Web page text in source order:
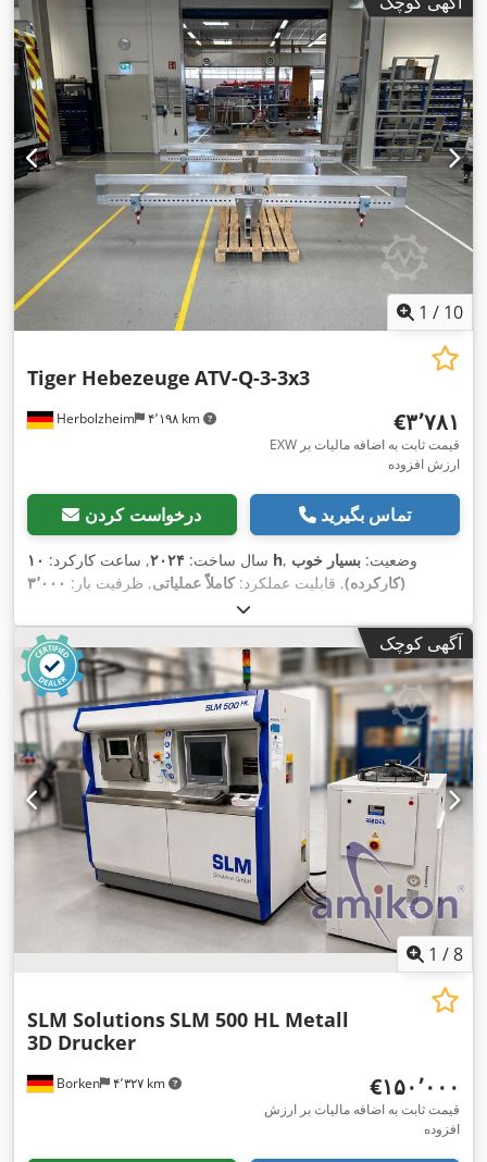
1 / 10
Herbolzheim ۴٬۱۹۸ km
Tiger Hebezeuge ATV-Q-3-3x3
‎€۳٬۷۸۱
EXW قیمت ثابت به اضافه مالیات بر
ارزش افزوده
درخواست کردن تماس بگیرید
سال ساخت: ۲۰۲۴, ساعت کارکرد: ۱۰ h , وضعیت: بسیار خوب
(کارکرده), قابلیت عملکرد:کاملاً عملیاتی, ظرفیت بار: ۳٬۰۰۰
کیلوگرم, شماره دستگاه/وسیله نقلیه:
آگهی کوچک
1 /8
Borken ۴٬۳۲۷ km
SLM SolutionsSLM 500 HL Metall
3D Drucker
‎€۱۵۰٬۰۰۰
قیمت ثابت به اضافه مالیات بر ارزش
افزوده